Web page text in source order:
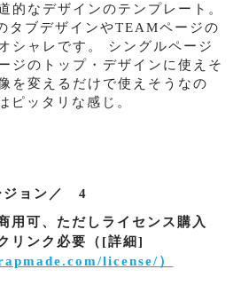
的なデザインのテンプレート。
タブデザインやTEAMページの
シャレです。 シングルページ
ジのトップ・デザインに使えそ
を変えるだけで使えそうなの
ピッタリな感じ。
ジョン／ 4
可、ただしライセンス購入
リンク必要（[詳細]
license/）